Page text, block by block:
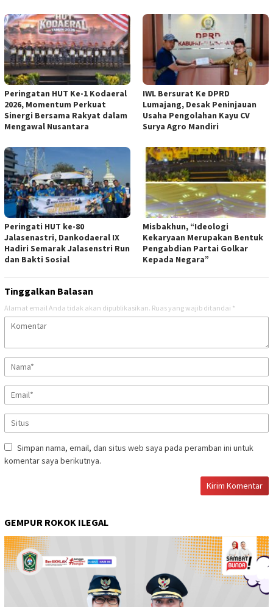
Peringatan HUT Ke-1 Kodaeral
2026, Momentum Perkuat
Sinergi Bersama Rakyat dalam
Mengawal Nusantara
IWL Bersurat Ke DPRD
Lumajang, Desak Peninjauan
Usaha Pengolahan Kayu CV
Surya Agro Mandiri
Peringati HUT ke-80
Jalasenastri, Dankodaeral IX
Hadiri Semarak Jalasenstri Run
dan Bakti Sosial
Misbakhun, “Ideologi
Kekaryaan Merupakan Bentuk
Pengabdian Partai Golkar
Kepada Negara”
Tinggalkan Balasan
Alamat email Anda tidak akan dipublikasikan. Ruas yang wajib ditandai *
Simpan nama, email, dan situs web saya pada peramban ini untuk
komentar saya berikutnya.
GEMPUR ROKOK ILEGAL